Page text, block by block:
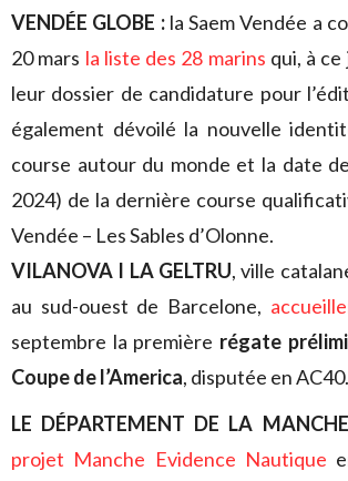
VENDÉE GLOBE :la Saem Vendée a
20 mars la liste des 28 marins qui, à
leur dossier de candidature pour
également dévoilé la nouvelle
course autour du monde et la date
2024) de la dernière course
Vendée – Les Sables d’Olonne.
VILANOVA I LA GELTRU, ville
au sud-ouest de Barcelone,
septembre la première régate
Coupe de l’America, disputée en AC40.
LE DÉPARTEMENT DE LA MANCHE
projet Manche Evidence Nautique